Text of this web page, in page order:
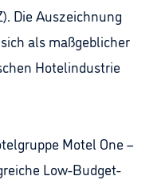
Die Auszeichnung
sich als maßgeblicher
Hotelindustrie
Motel One –
Low-Budget-